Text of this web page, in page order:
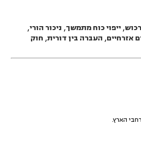
,ייפוי כוח מתמשך, ניכור הורי,
אזרחיים, העברה בין דורית, חוק
הארץ.